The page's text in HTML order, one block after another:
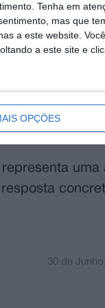
Tenha em
mas que
a este website.
a este site e
OPÇÕES
o seu
da
a
são
intervenção
com as
30 de